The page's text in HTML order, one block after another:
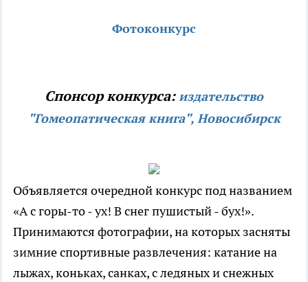
Фотоконкурс
Спонсор конкурса:издательство
"Гомеопатическая книга", Новосибирск
Объявляется очередной конкурс под названием
«А с горы-то - ух! В снег пушистый - бух!».
Принимаются фотографии, на которых засняты
зимние спортивные развлечения: катание на
лыжах, коньках, санках, с ледяных и снежных